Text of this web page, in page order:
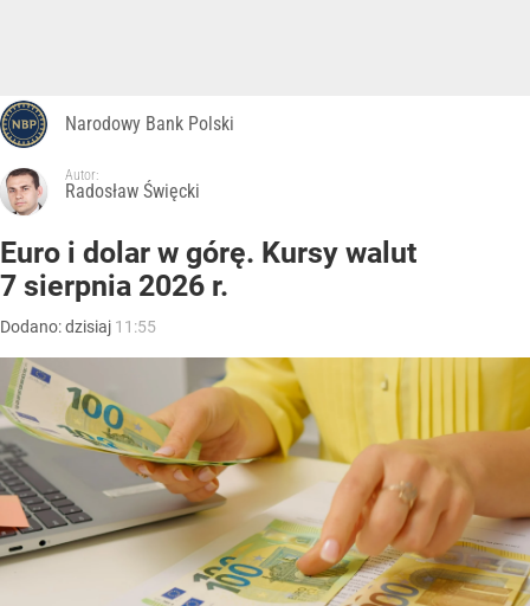
Narodowy Bank Polski
Autor:
Radosław Święcki
Euro i dolar w górę. Kursy walut
7 sierpnia 2026 r.
Dodano:dzisiaj 11:55